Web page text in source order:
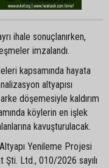
ihale sonuçlanırken,
imzalandı.
kapsamında hayata
altyapısı
döşemesiyle kaldırım
köylerin en işlek
kavuşturulacak.
Yenileme Projesi
Şti. Ltd., 010/2026 sayılı